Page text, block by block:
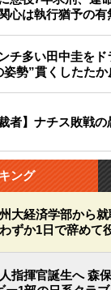
心は執行猶予の有
チ多い田中圭を
勢”貫くしたたか
者】ナチス敗戦
ング
大経済学部から
ずか1日で辞めて
指揮官誕生へ 森